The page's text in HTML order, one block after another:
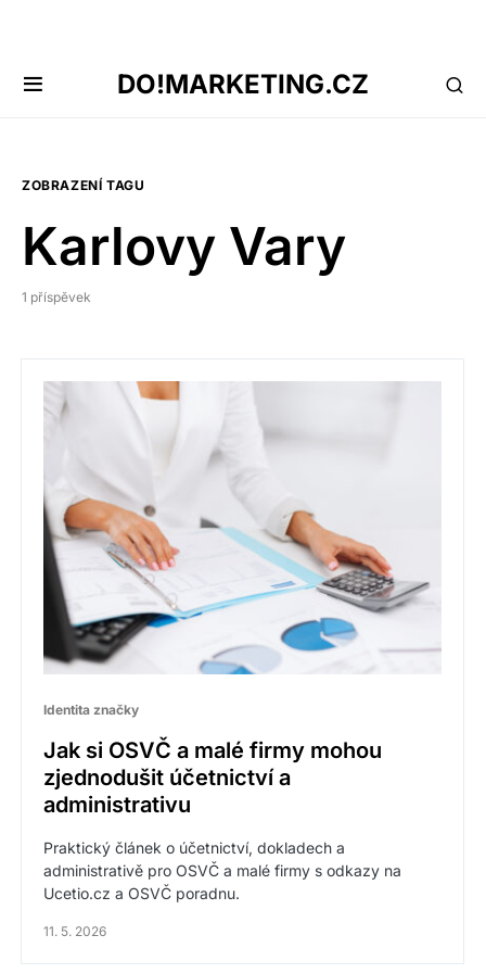
DO!MARKETING.CZ
ZOBRAZENÍ TAGU
Karlovy Vary
1 příspěvek
Identita značky
Jak si OSVČ a malé firmy mohou
zjednodušit účetnictví a
administrativu
Praktický článek o účetnictví, dokladech a
administrativě pro OSVČ a malé firmy s odkazy na
Ucetio.cz a OSVČ poradnu.
11. 5. 2026